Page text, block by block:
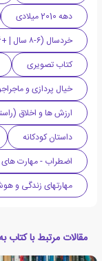
دهه 2010 میلادی
خردسال (۶-۸ سال | +6)
کتاب تصویری
خیال پردازی و
ارزش ها و اخلاق
داستان کودکانه
اضطراب - مهارت
مهارتهای زندگی و
مقالات مرتبط با